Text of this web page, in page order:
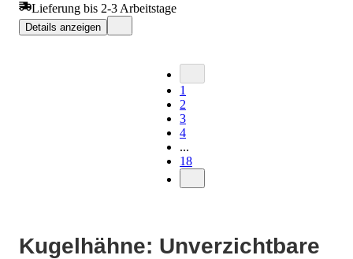
Lieferung bis 2-3 Arbeitstage
Details anzeigen
1
2
3
4
...
18
Kugelhähne: Unverzichtbare